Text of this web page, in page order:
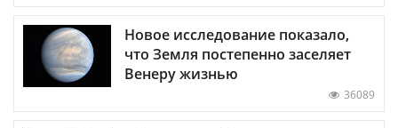
Новое исследование показало,
что Земля постепенно заселяет
Венеру жизнью
36089